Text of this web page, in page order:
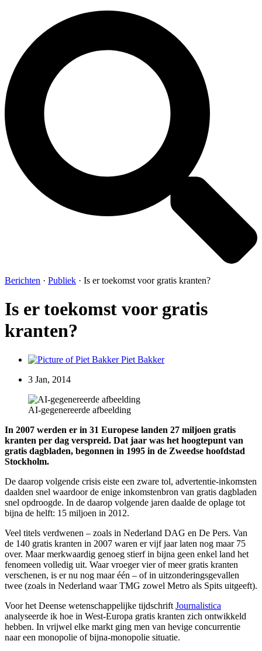
Berichten · Publiek · Is er toekomst voor gratis kranten?
Is er toekomst voor gratis
kranten?
Piet Bakker
3 Jan, 2014
AI-gegenereerde afbeelding
In 2007 werden er in 31 Europese landen 27 miljoen gratis
kranten per dag verspreid. Dat jaar was het hoogtepunt van
gratis dagbladen, begonnen in 1995 in de Zweedse hoofdstad
Stockholm.
De daarop volgende crisis eiste een zware tol, advertentie-inkomsten
daalden snel waardoor de enige inkomstenbron van gratis dagbladen
snel opdroogde. In de daarop volgende jaren daalde de oplage tot
bijna de helft: 15 miljoen in 2012.
Veel titels verdwenen – zoals in Nederland DAG en De Pers. Van
de 140 gratis kranten in 2007 waren er vijf jaar laten nog maar 75
over. Maar merkwaardig genoeg stierf in bijna geen enkel land het
fenomeen volledig uit. Waar vroeger vier of meer gratis kranten
verschenen, is er nu nog maar één – of in uitzonderingsgevallen
twee (zoals in Nederland waar TMG zowel Metro als Spits uitgeeft).
Voor het Deense wetenschappelijke tijdschrift Journalistica
analyseerde ik hoe in West-Europa gratis kranten zich ontwikkeld
hebben. In vrijwel elke markt ging men van hevige concurrentie
naar een monopolie of bijna-monopolie situatie.